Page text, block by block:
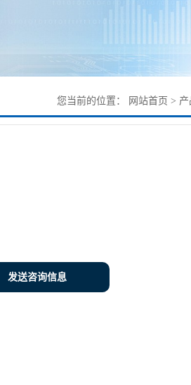
您当前的位置： 网站首页 > 产
发送咨询信息